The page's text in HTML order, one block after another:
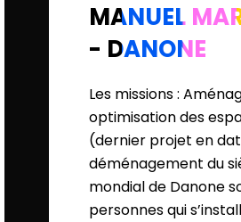
MANUEL
- DANONE
Les missions :
optimisation des
(dernier projet en
déménagement du
mondial de Danone
personnes qui